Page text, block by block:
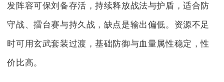
发阵容可保刘备存活，持续释放战法与护盾，适合防
守战、擂台赛与持久战，缺点是输出偏低。资源不足
时可用玄武套装过渡，基础防御与血量属性稳定，性
价比高。